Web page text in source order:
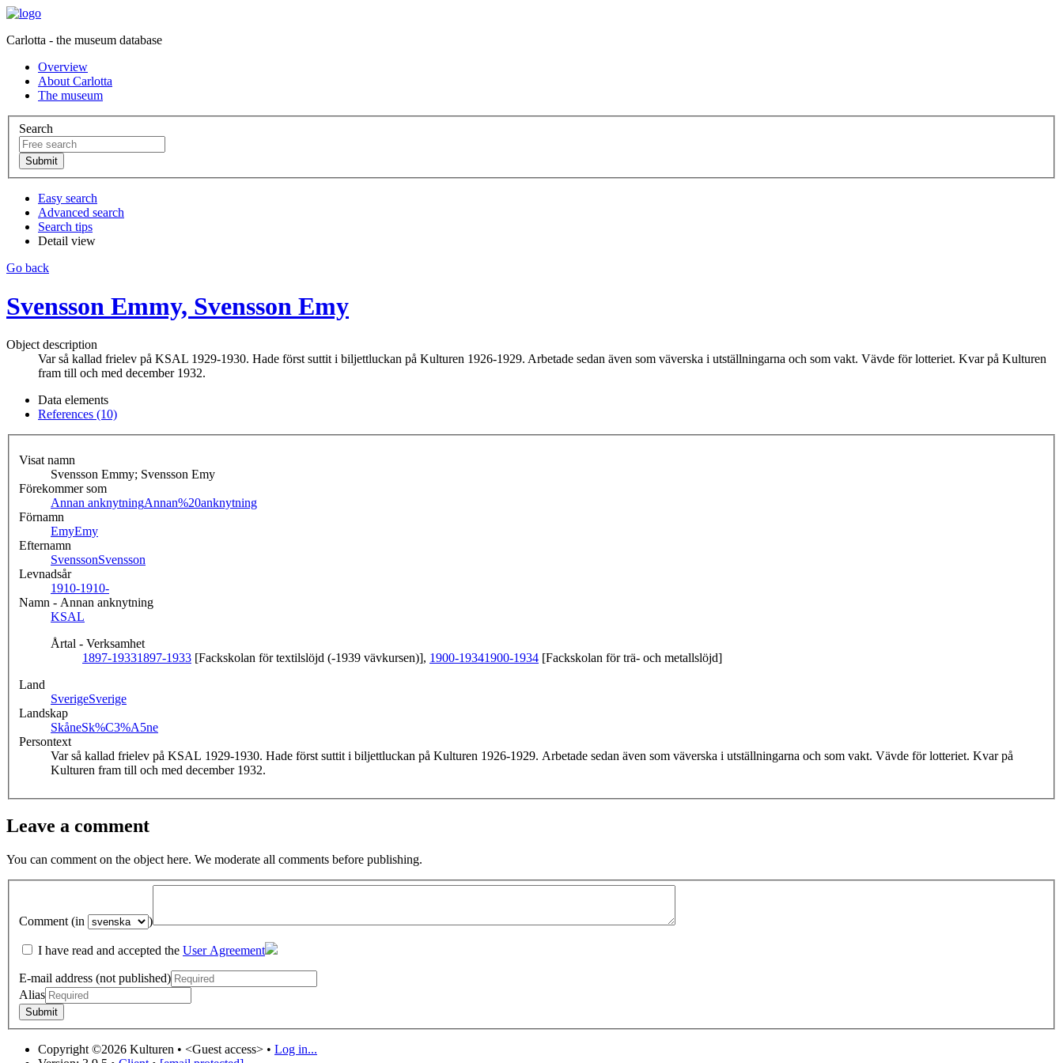
Carlotta - the museum database
Overview
About Carlotta
The museum
Search
Easy search
Advanced search
Search tips
Detail view
Go back
Svensson Emmy, Svensson Emy
Object description
Var så kallad frielev på KSAL 1929-1930. Hade först suttit i biljettluckan på Kulturen 1926-1929. Arbetade sedan även som väverska i utställningarna och som vakt. Vävde för lotteriet. Kvar på Kulturen
fram till och med december 1932.
Data elements
References (10)
Visat namn
Svensson Emmy; Svensson Emy
Förekommer som
Annan anknytningAnnan%20anknytning
Förnamn
EmyEmy
Efternamn
SvenssonSvensson
Levnadsår
1910-1910-
Namn - Annan anknytning
KSAL
Årtal - Verksamhet
1897-19331897-1933 [Fackskolan för textilslöjd (-1939 vävkursen)], 1900-19341900-1934 [Fackskolan för trä- och metallslöjd]
Land
SverigeSverige
Landskap
SkåneSk%C3%A5ne
Persontext
Var så kallad frielev på KSAL 1929-1930. Hade först suttit i biljettluckan på Kulturen 1926-1929. Arbetade sedan även som väverska i utställningarna och som vakt. Vävde för lotteriet. Kvar på
Kulturen fram till och med december 1932.
Leave a comment
You can comment on the object here. We moderate all comments before publishing.
Comment (in )
I have read and accepted the User Agreement
E-mail address (not published)
Alias
Copyright ©2026 Kulturen • <Guest access> • Log in...